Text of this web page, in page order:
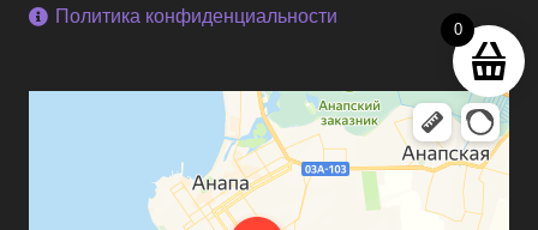
0
Политика конфиденциальности